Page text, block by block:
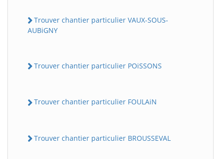
Trouver chantier particulier VAUX-SOUS-
AUBiGNY
Trouver chantier particulier POiSSONS
Trouver chantier particulier FOULAiN
Trouver chantier particulier BROUSSEVAL